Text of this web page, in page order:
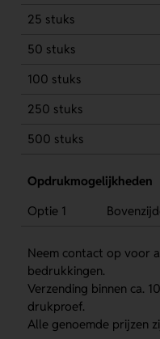
25 stuks
50 stuks
100 stuks
250 stuks
500 stuks
Opdrukmogelijkheden
Optie 1
Neem contact op voor
bedrukkingen.
Verzending binnen ca.
drukproef.
Alle genoemde prijzen